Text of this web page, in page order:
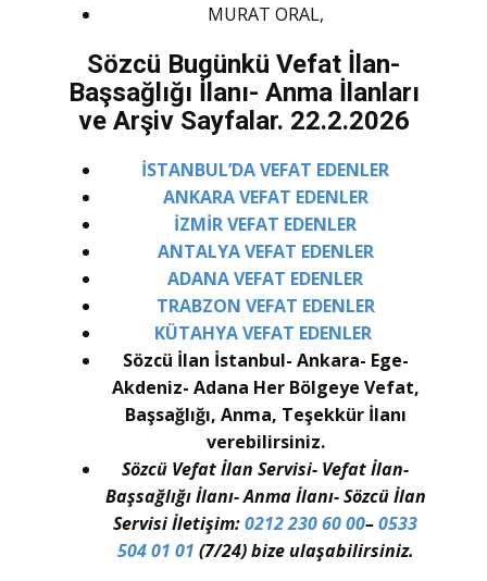
MURAT ORAL,
Sözcü Bugünkü Vefat İlan-
Başsağlığı İlanı- Anma İlanları
ve Arşiv Sayfalar. 22.2.2026
İSTANBUL’DA VEFAT EDENLER
ANKARA VEFAT EDENLER
İZMİR VEFAT EDENLER
ANTALYA VEFAT EDENLER
ADANA VEFAT EDENLER
TRABZON VEFAT EDENLER
KÜTAHYA VEFAT EDENLER
Sözcü İlan İstanbul- Ankara- Ege-
Akdeniz- Adana Her Bölgeye Vefat,
Başsağlığı, Anma, Teşekkür İlanı
verebilirsiniz.
Sözcü Vefat İlan Servisi- Vefat İlan-
Başsağlığı İlanı- Anma İlanı- Sözcü İlan
Servisi İletişim:0212 230 60 00–0533
504 01 01 (7/24) bize ulaşabilirsiniz.